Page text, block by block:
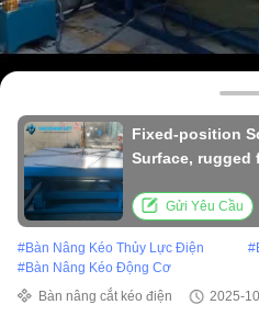
Fixed-position
Surface, rugged
Gửi Yêu Cầu
#Bàn Nâng Kéo Thủy Lực Điện #
#Bàn Nâng Kéo Động Cơ
Bàn nâng cắt kéo điện
2025-